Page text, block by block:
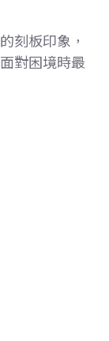
刻板印象，
對困境時最